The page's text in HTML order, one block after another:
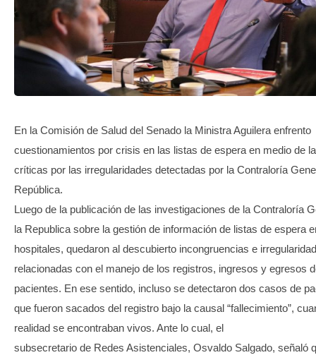
TRANSPARENCIA
En la Comisión de Salud del Senado la Ministra Aguilera enfrento
cuestionamientos por crisis en las listas de espera en medio de
críticas por las irregularidades detectadas por la Contraloría
República.
Luego de la publicación de las investigaciones de la Contraloría
la Republica sobre la gestión de información de listas de espera
hospitales, quedaron al descubierto incongruencias e
relacionadas con el manejo de los registros, ingresos y egresos
pacientes. En ese sentido, incluso se detectaron dos casos de
que fueron sacados del registro bajo la causal “fallecimiento”,
realidad se encontraban vivos. Ante lo cual, el
subsecretario de Redes Asistenciales, Osvaldo Salgado, señaló